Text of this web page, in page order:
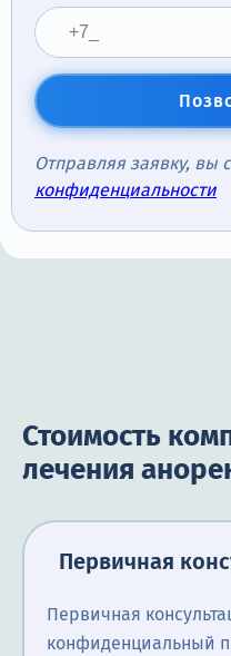
Отправляя заявку, вы
конфиденциальности
Стоимость
лечения
Первичная
Первичная
конфиденциальный